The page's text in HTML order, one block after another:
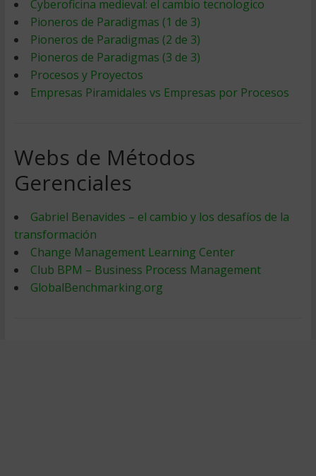
Cyberoficina medieval: el cambio tecnologico
Pioneros de Paradigmas (1 de 3)
Pioneros de Paradigmas (2 de 3)
Pioneros de Paradigmas (3 de 3)
Procesos y Proyectos
Empresas Piramidales vs Empresas por Procesos
Webs de Métodos
Gerenciales
Gabriel Benavides – el cambio y los desafíos de la
transformación
Change Management Learning Center
Club BPM – Business Process Management
GlobalBenchmarking.org